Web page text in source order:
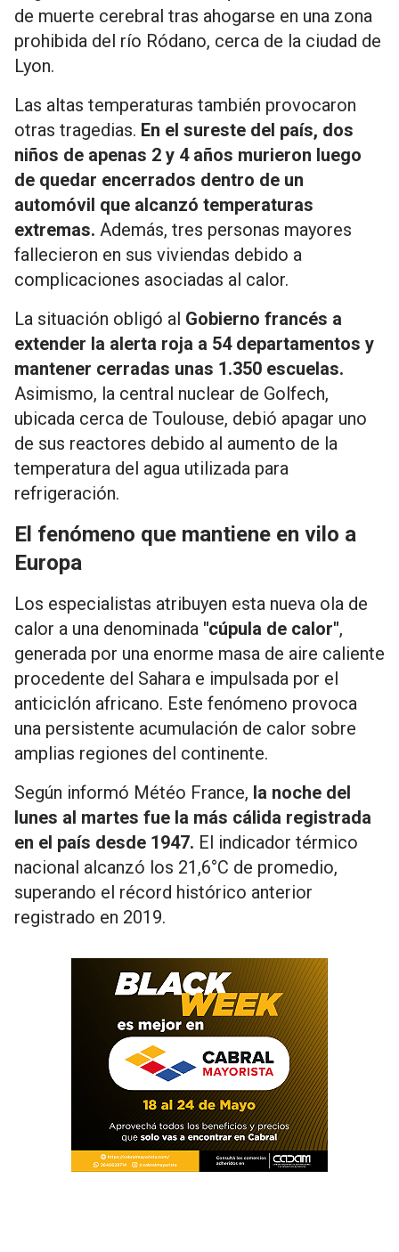
de muerte cerebral tras ahogarse en una zona
prohibida del río Ródano, cerca de la ciudad de
Lyon.
Las altas temperaturas también provocaron
otras tragedias. En el sureste del país, dos
niños de apenas 2 y 4 años murieron luego
de quedar encerrados dentro de un
automóvil que alcanzó temperaturas
extremas. Además, tres personas mayores
fallecieron en sus viviendas debido a
complicaciones asociadas al calor.
La situación obligó al Gobierno francés a
extender la alerta roja a 54 departamentos y
mantener cerradas unas 1.350 escuelas.
Asimismo, la central nuclear de Golfech,
ubicada cerca de Toulouse, debió apagar uno
de sus reactores debido al aumento de la
temperatura del agua utilizada para
refrigeración.
El fenómeno que mantiene en vilo a
Europa
Los especialistas atribuyen esta nueva ola de
calor a una denominada "cúpula de calor",
generada por una enorme masa de aire caliente
procedente del Sahara e impulsada por el
anticiclón africano. Este fenómeno provoca
una persistente acumulación de calor sobre
amplias regiones del continente.
Según informó Météo France, la noche del
lunes al martes fue la más cálida registrada
en el país desde 1947. El indicador térmico
nacional alcanzó los 21,6°C de promedio,
superando el récord histórico anterior
registrado en 2019.